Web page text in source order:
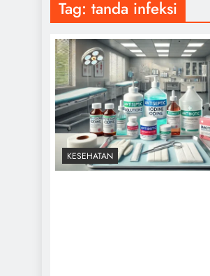
Tag: tanda infeksi
KESEHATAN